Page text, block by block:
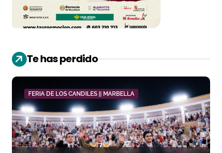
Te has perdido
FERIA DE LOS CANDILES || MARBELLA